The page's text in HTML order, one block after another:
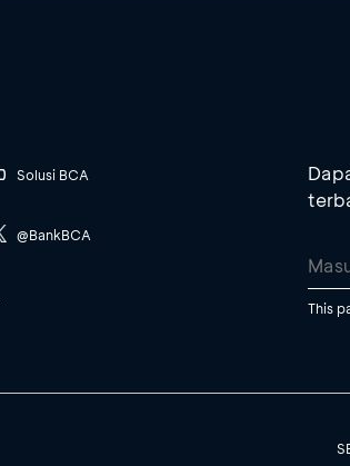
Solusi BCA
@BankBCA
This